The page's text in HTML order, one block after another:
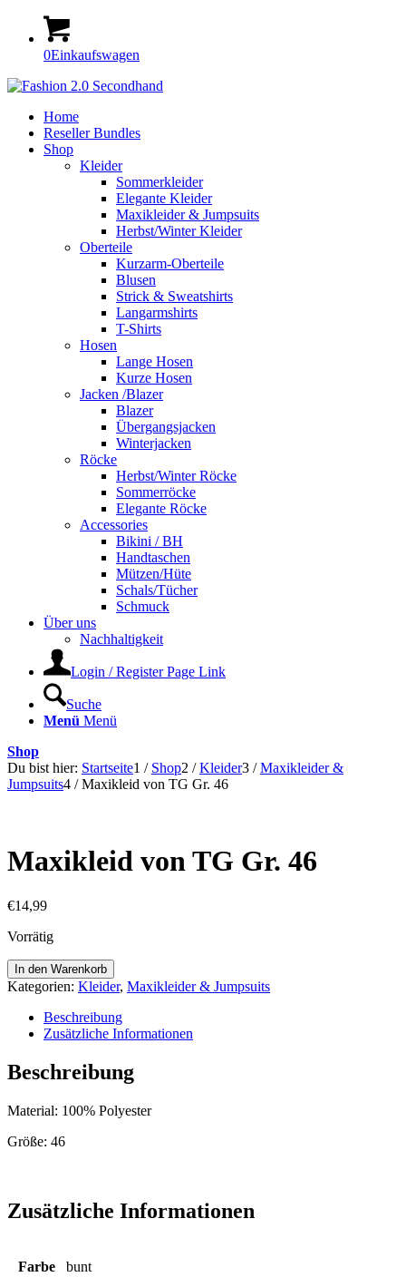
0Einkaufswagen
Home
Reseller Bundles
Shop
Kleider
Sommerkleider
Elegante Kleider
Maxikleider & Jumpsuits
Herbst/Winter Kleider
Oberteile
Kurzarm-Oberteile
Blusen
Strick & Sweatshirts
Langarmshirts
T-Shirts
Hosen
Lange Hosen
Kurze Hosen
Jacken /Blazer
Blazer
Übergangsjacken
Winterjacken
Röcke
Herbst/Winter Röcke
Sommerröcke
Elegante Röcke
Accessories
Bikini / BH
Handtaschen
Mützen/Hüte
Schals/Tücher
Schmuck
Über uns
Nachhaltigkeit
Login / Register Page Link
Suche
Menü Menü
Shop
Du bist hier: Startseite1 / Shop2 / Kleider3 / Maxikleider &
Jumpsuits4 / Maxikleid von TG Gr. 46
Maxikleid von TG Gr. 46
€14,99
Vorrätig
Maxikleid
von
In den Warenkorb
Kategorien: Kleider, Maxikleider & Jumpsuits
Beschreibung
Zusätzliche Informationen
Beschreibung
Material: 100% Polyester
Größe: 46
Zusätzliche Informationen
Farbe bunt